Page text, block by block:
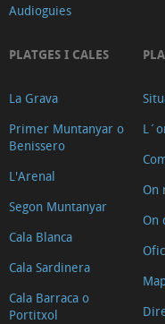
Audioguies
PLATGES I CALES
La Grava
Primer Muntanyar o
Benissero
L'Arenal
Segon Muntanyar
Cala Blanca
Cala Sardinera
Cala Barraca o
Portitxol
On
On